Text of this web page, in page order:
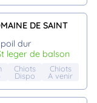
DE SAINT
dur
st leger de balson
Chiots
Dispo
Chiots
A venir